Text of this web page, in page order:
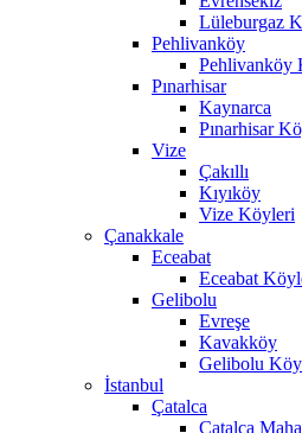
Lüleburgaz
Pehlivanköy
Pehlivanköy
Pınarhisar
Kaynarca
Pınarhisar
Vize
Çakıllı
Kıyıköy
Vize Köyleri
Çanakkale
Eceabat
Eceabat
Gelibolu
Evreşe
Kavakköy
Gelibolu
İstanbul
Çatalca
Çatalca